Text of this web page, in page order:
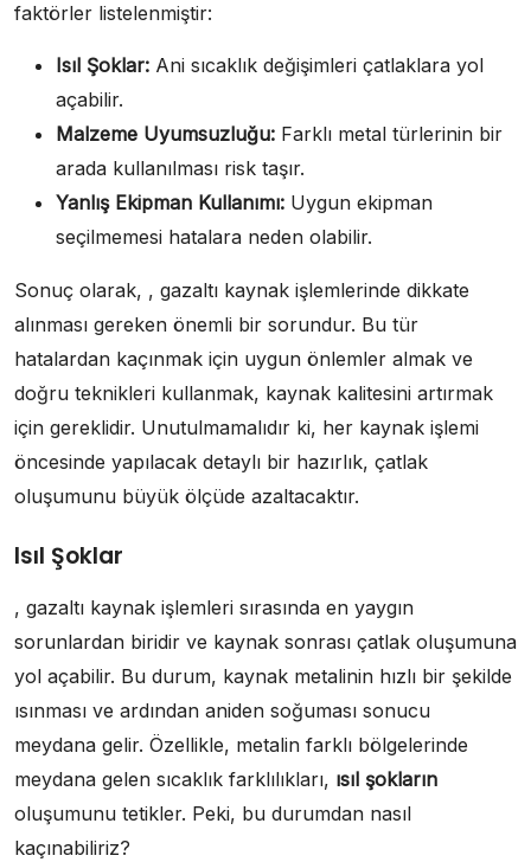
faktörler listelenmiştir:
Isıl Şoklar: Ani sıcaklık değişimleri çatlaklara yol
açabilir.
Malzeme Uyumsuzluğu: Farklı metal türlerinin bir
arada kullanılması risk taşır.
Yanlış Ekipman Kullanımı: Uygun ekipman
seçilmemesi hatalara neden olabilir.
Sonuç olarak, , gazaltı kaynak işlemlerinde dikkate
alınması gereken önemli bir sorundur. Bu tür
hatalardan kaçınmak için uygun önlemler almak ve
doğru teknikleri kullanmak, kaynak kalitesini artırmak
için gereklidir. Unutulmamalıdır ki, her kaynak işlemi
öncesinde yapılacak detaylı bir hazırlık, çatlak
oluşumunu büyük ölçüde azaltacaktır.
Isıl Şoklar
, gazaltı kaynak işlemleri sırasında en yaygın
sorunlardan biridir ve kaynak sonrası çatlak oluşumuna
yol açabilir. Bu durum, kaynak metalinin hızlı bir şekilde
ısınması ve ardından aniden soğuması sonucu
meydana gelir. Özellikle, metalin farklı bölgelerinde
meydana gelen sıcaklık farklılıkları, ısıl şokların
oluşumunu tetikler. Peki, bu durumdan nasıl
kaçınabiliriz?